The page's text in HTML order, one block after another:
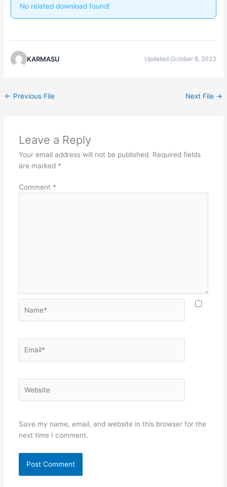
No related download found!
KARMASU Updated October 8, 2023
← Previous File Next File →
Leave a Reply
Your email address will not be published. Required fields
are marked *
Comment *
Save my name, email, and website in this browser for the
next time I comment.